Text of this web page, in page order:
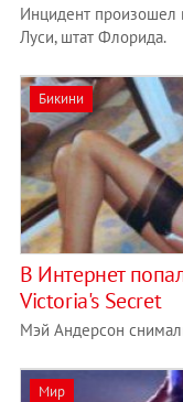
Инцидент произошел
Луси, штат Флорида.
Бикини
В Интернет
Victoria's Secret
Мэй Андерсон
Мир